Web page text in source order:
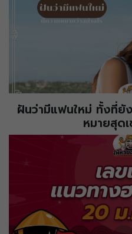
ฝันว่ามีแฟนใหม่ ทั้งที่ยั
หมายสุด